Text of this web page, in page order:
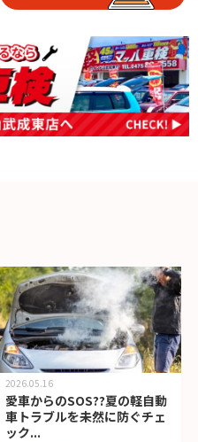
2026.05.16
愛車からのSOS??夏の軽自動
車トラブルを未然に防ぐチェ
ック...